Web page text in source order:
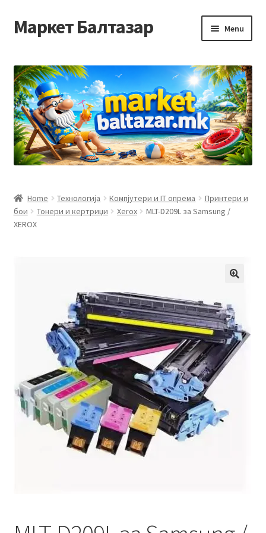
Skip
to
Skip
to
Маркет Балтазар Menu
Checkout
Homepage
Privacy Policy
Контакт
Рекламации и замена на производ
Сите производи
Услови за користење
Home Технологија Компјутери и IT опрема
Принтери и
бои
Тонери и кертриџи Xerox
MLT-D209L за Samsung /
XEROX